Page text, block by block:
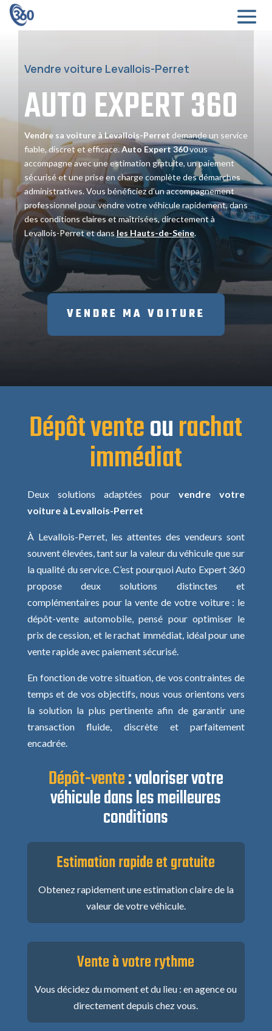
Vendre voiture Levallois-Perret
AUTO EXPERT360
Vendre sa voiture à Levallois-Perret demande un service
fiable, discret et efficace.Auto Expert 360vous
accompagne avec une estimation gratuite, un paiement
sécurisé et une prise en charge complète des démarches
administratives. Vous bénéficiez d’un accompagnement
professionnel pour vendre votre véhicule rapidement, dans
des conditions claires et maîtrisées, directement à
Levallois-Perret et dans les Hauts-de-Seine.
VENDRE MA VOITURE
Dépôt venteourachat
immédiat
Deux solutions adaptées pourvendre votre
voiture à Levallois-Perret
À Levallois-Perret, les attentes des vendeurs sont
souvent élevées, tant sur la valeur du véhicule que sur
la qualité du service. C’est pourquoi Auto Expert 360
propose deux solutions distinctes et
complémentaires pour la vente de votre voiture : le
dépôt-vente automobile, pensé pour optimiser le
prix de cession, et le rachat immédiat, idéal pour une
vente rapide avec paiement sécurisé.
En fonction de votre situation, de vos contraintes de
temps et de vos objectifs, nous vous orientons vers
la solution la plus pertinente afin de garantir une
transaction fluide, discrète et parfaitement
encadrée.
Dépôt-vente:valoriser votre
véhicule dans les meilleures
conditions
Estimation rapide et gratuite
Obtenez rapidement une estimation claire de la
valeur de votre véhicule.
Vente à votre rythme
Vous décidez du moment et du lieu : en agence ou
directement depuis chez vous.